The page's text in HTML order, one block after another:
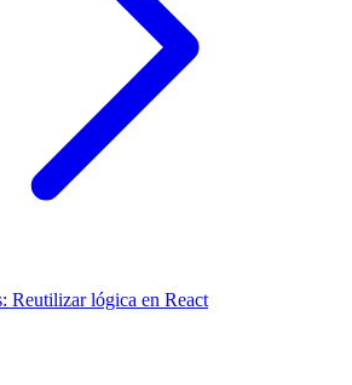
Reutilizar lógica en React